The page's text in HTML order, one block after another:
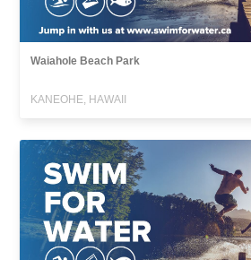
Waiahole Beach Park
KANEOHE, HAWAII